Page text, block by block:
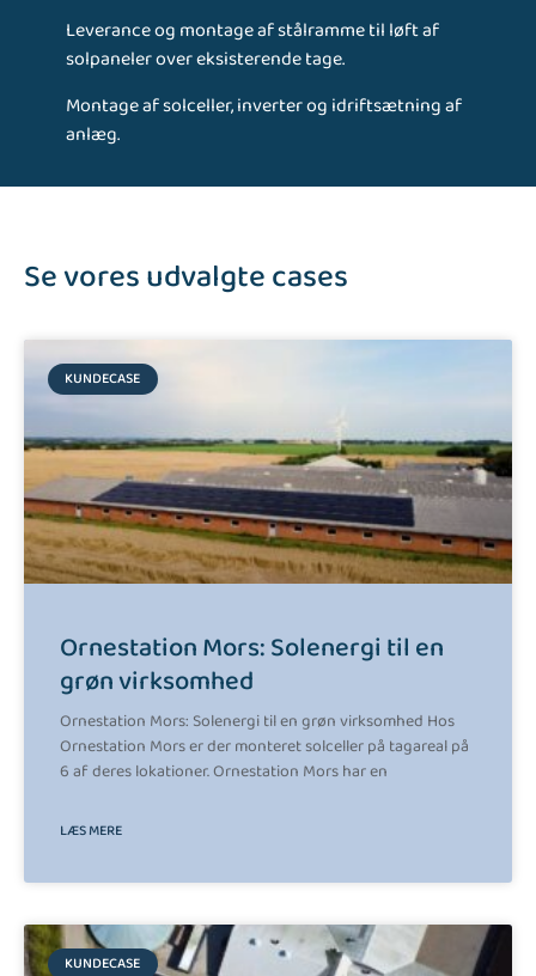
Leverance og montage af stålramme til løft af
solpaneler over eksisterende tage.
Montage af solceller, inverter og idriftsætning af
anlæg.
Se vores udvalgte cases
KUNDECASE
Ornestation Mors: Solenergi til en
grøn virksomhed
Ornestation Mors: Solenergi til en grøn virksomhed Hos
Ornestation Mors er der monteret solceller på tagareal på
6 af deres lokationer. Ornestation Mors har en
LÆS MERE
KUNDECASE